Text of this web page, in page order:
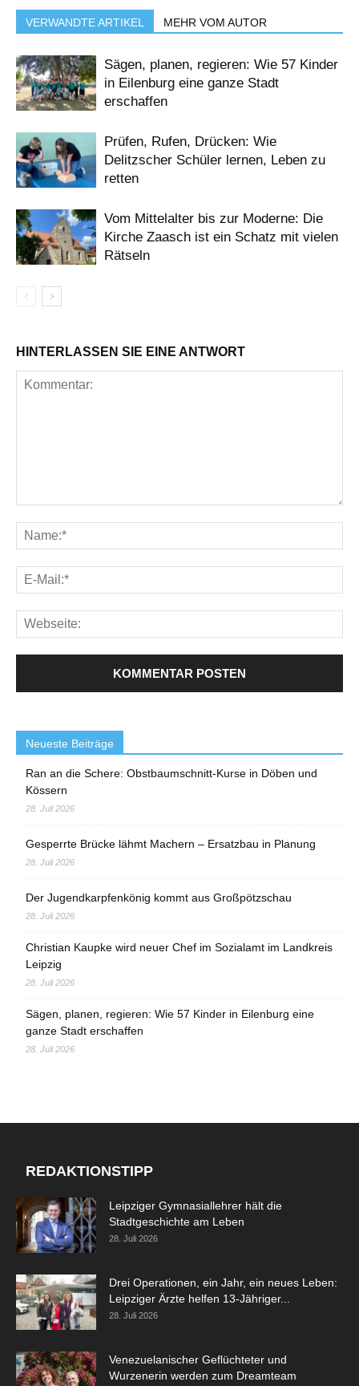
VERWANDTE ARTIKEL MEHR VOM AUTOR
Sägen, planen, regieren: Wie 57 Kinder
in Eilenburg eine ganze Stadt
erschaffen
Prüfen, Rufen, Drücken: Wie
Delitzscher Schüler lernen, Leben zu
retten
Vom Mittelalter bis zur Moderne: Die
Kirche Zaasch ist ein Schatz mit vielen
Rätseln
HINTERLASSEN SIE EINE ANTWORT
Neueste Beiträge
Ran an die Schere: Obstbaumschnitt-Kurse in Döben und
Kössern
28. Juli 2026
Gesperrte Brücke lähmt Machern – Ersatzbau in Planung
28. Juli 2026
Der Jugendkarpfenkönig kommt aus Großpötzschau
28. Juli 2026
Christian Kaupke wird neuer Chef im Sozialamt im Landkreis
Leipzig
28. Juli 2026
Sägen, planen, regieren: Wie 57 Kinder in Eilenburg eine
ganze Stadt erschaffen
28. Juli 2026
REDAKTIONSTIPP
Leipziger Gymnasiallehrer hält die
Stadtgeschichte am Leben
28. Juli 2026
Drei Operationen, ein Jahr, ein neues Leben:
Leipziger Ärzte helfen 13-Jähriger...
28. Juli 2026
Venezuelanischer Geflüchteter und
Wurzenerin werden zum Dreamteam